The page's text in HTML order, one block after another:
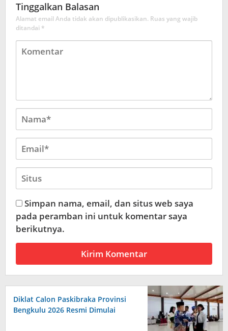
Tinggalkan Balasan
Alamat email Anda tidak akan dipublikasikan. Ruas yang wajib
ditandai *
Simpan nama, email, dan situs web saya
pada peramban ini untuk komentar saya
berikutnya.
Diklat Calon Paskibraka Provinsi
Bengkulu 2026 Resmi Dimulai